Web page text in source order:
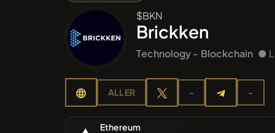
$BKN
Brickken
Technology - Blockchain ●
ALLER - -
Ethereum